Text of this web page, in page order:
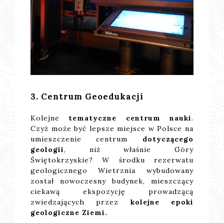
3. Centrum Geoedukacji
Kolejne tematyczne centrum nauki.
Czyż może być lepsze miejsce w Polsce na
umieszczenie centrum dotyczącego
geologii, niż właśnie Góry
Świętokrzyskie? W środku rezerwatu
geologicznego Wietrznia wybudowany
został nowoczesny budynek, mieszczący
ciekawą ekspozycję prowadzącą
zwiedzających przez kolejne epoki
geologiczne Ziemi.